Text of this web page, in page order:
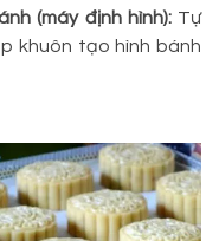
(máy định hình): Tự
khuôn tạo hình bánh